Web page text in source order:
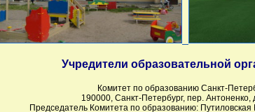
Учредители образовательной
Комитет по образованию Санкт-
190000, Санкт-Петербург, пер. Антоненко,
Председатель Комитета по образованию: Путиловская